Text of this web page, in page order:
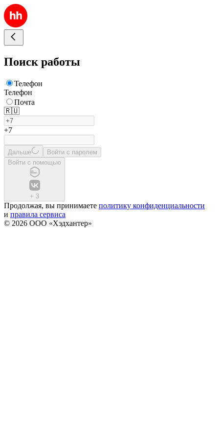
Поиск работы
Телефон
Телефон
Почта
🇷🇺
+7
Дальше
Войти с паролем
Войти с помощью
+ 3
Продолжая, вы принимаете политику конфиденциальности
и правила сервиса
© 2026 ООО «Хэдхантер»